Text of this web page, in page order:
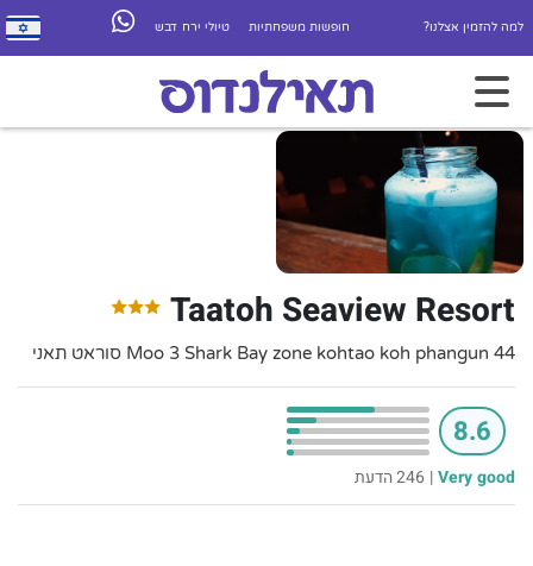
למה להזמין אצלנו? חופשות משפחתיות טיולי ירח דבש
Taatoh Seaview Resort
44 Moo 3 Shark Bay zone kohtao koh phangun סוראט תאני
8.6
Very good
| 246 הדעת